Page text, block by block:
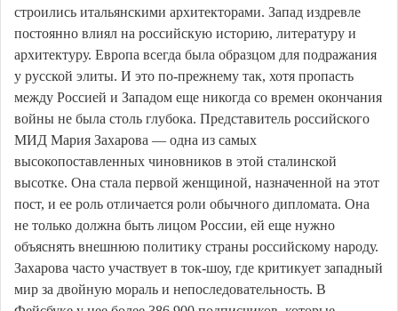
строились итальянскими архитекторами. Запад издревле
постоянно влиял на российскую историю, литературу и
архитектуру. Европа всегда была образцом для подражания
у русской элиты. И это по-прежнему так, хотя пропасть
между Россией и Западом еще никогда со времен окончания
войны не была столь глубока. Представитель российского
МИД Мария Захарова — одна из самых
высокопоставленных чиновников в этой сталинской
высотке. Она стала первой женщиной, назначенной на этот
пост, и ее роль отличается роли обычного дипломата. Она
не только должна быть лицом России, ей еще нужно
объяснять внешнюю политику страны российскому народу.
Захарова часто участвует в ток-шоу, где критикует западный
мир за двойную мораль и непоследовательность. В